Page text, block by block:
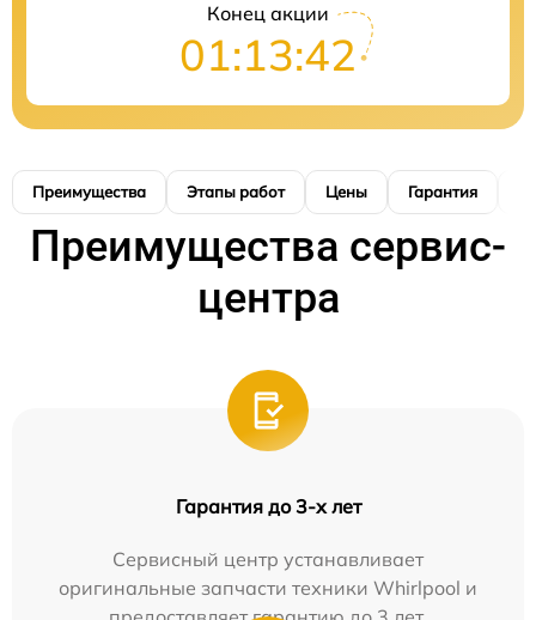
Конец акции
01:13:41
Преимущества Этапы работ Цены Гарантия
Преимущества сервис-
центра
Гарантия до 3-х лет
Сервисный центр устанавливает
оригинальные запчасти техники Whirlpool и